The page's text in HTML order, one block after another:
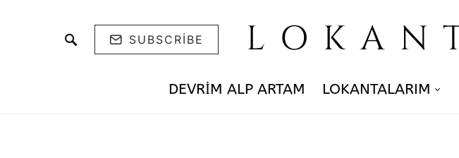
SUBSCRIBE
DEVRIM ALP ARTAM LOKANTALARIM